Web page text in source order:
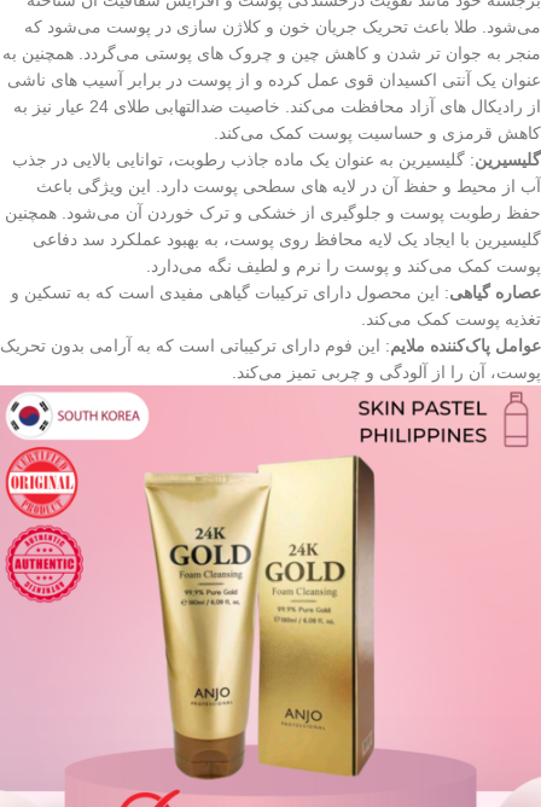
می‌شود. طلا باعث تحریک جریان خون و کلاژن‌ سازی در پوست می‌شود که
منجر به جوان‌ تر شدن و کاهش چین و چروک‌ های پوستی می‌گردد. همچنین به
عنوان یک آنتی‌ اکسیدان قوی عمل کرده و از پوست در برابر آسیب‌ های ناشی
از رادیکال‌ های آزاد محافظت می‌کند. خاصیت ضدالتهابی طلای 24 عیار نیز به
کاهش قرمزی و حساسیت پوست کمک می‌کند.
گلیسیرین: گلیسیرین به عنوان یک ماده جاذب رطوبت، توانایی بالایی در جذب
آب از محیط و حفظ آن در لایه‌ های سطحی پوست دارد. این ویژگی باعث
حفظ رطوبت پوست و جلوگیری از خشکی و ترک خوردن آن می‌شود. همچنین
گلیسیرین با ایجاد یک لایه محافظ روی پوست، به بهبود عملکرد سد دفاعی
پوست کمک می‌کند و پوست را نرم و لطیف نگه می‌دارد.
عصاره گیاهی: این محصول دارای ترکیبات گیاهی مفیدی است که به تسکین و
تغذیه پوست کمک می‌کند.
عوامل پاک‌کننده ملایم: این فوم دارای ترکیباتی است که به آرامی بدون تحریک
پوست، آن را از آلودگی و چربی تمیز می‌کند.